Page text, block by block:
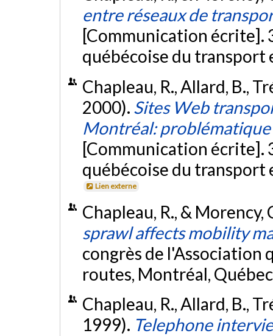
entre réseaux de
[Communication écrite].
québécoise du transport
Chapleau, R., Allard, B.,
2000). Sites Web
Montréal:
[Communication écrite].
québécoise du transport
Lien externe
Chapleau, R., &
sprawl affects mobility
congrès de l'Association
routes, Montréal,
Chapleau, R., Allard, B.,
1999). Telephone